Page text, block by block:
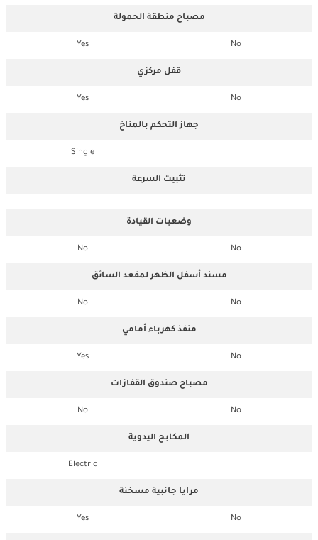
مصباح منطقة الحمولة
No
Yes
قفل مركزي
No
Yes
جهاز التحكم بالمناخ
Single
تثبيت السرعة
وضعيات القيادة
No
No
مسند أسفل الظهر لمقعد السائق
No
No
منفذ كهرباء أمامي
No
Yes
مصباح صندوق القفازات
No
No
المكابح اليدوية
Electric
مرايا جانبية مسخنة
No
Yes